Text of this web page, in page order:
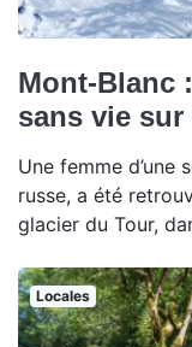
Mont-Blanc
sans vie
Une femme d’une
russe, a été
glacier du Tour,
Locales